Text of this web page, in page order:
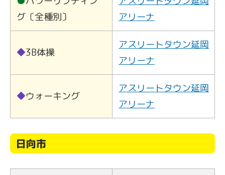
グ〔全種別〕
アリーナ
◆3B体操
アスリートタウン延岡
アリーナ
◆ウォーキング
アスリートタウン延岡
アリーナ
日向市